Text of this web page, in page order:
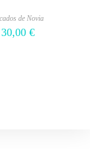
de Novia
30,00€